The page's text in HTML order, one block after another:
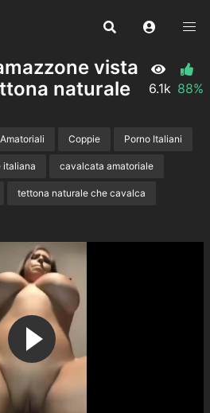
vista
naturale
6.1k 88%
Amatoriali Coppie Porno Italiani
italiana cavalcata amatoriale
tettona naturale che cavalca